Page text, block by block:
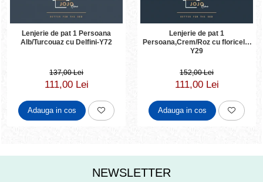
Lenjerie de pat 1 Persoana
Alb/Turcouaz cu Delfini-Y72
137,00 Lei
111,00 Lei
Adauga in cos
Lenjerie de pat 1
Persoana,Crem/Roz cu floricele-
Y29
152,00 Lei
111,00 Lei
Adauga in cos
NEWSLETTER